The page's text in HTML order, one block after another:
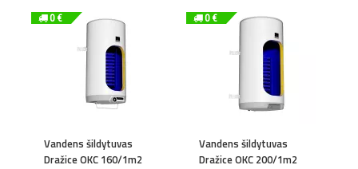
0 €
Vandens šildytuvas
Dražice OKC 160/1m2
0 €
Vandens šildytuvas
Dražice OKC 200/1m2